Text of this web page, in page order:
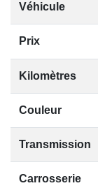
Véhicule
Prix
Kilomètres
Couleur
Transmission
Carrosserie